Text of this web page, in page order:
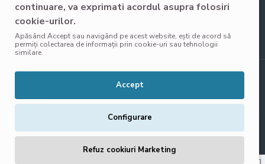
continuare, va exprimati acordul asupra folosiri
cookie-urilor.
Apăsând Accept sau navigând pe acest website, ești de acord să
permiți colectarea de informații prin cookie-uri sau tehnologii
similare.
Accept
Configurare
Refuz cookiuri Marketing